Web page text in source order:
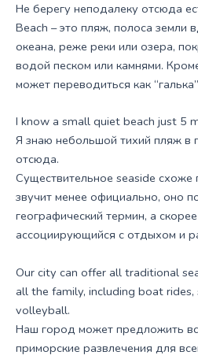
Не берегу неподалеку отсюда
Beach – это пляж, полоса земли
океана, реже реки или озера,
водой песком или камнями.
может переводиться как
I know a small quiet beach just 5
Я знаю небольшой тихий пляж в
отсюда.
Существительное seaside схоже
звучит менее официально, оно
географический термин, а
ассоциирующийся с отдыхом и
Our city can offer all traditional
all the family, including boat rides,
volleyball.
Наш город может предложить
приморские развлечения для